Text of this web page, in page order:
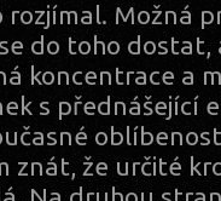
rozjímal. Možná
do toho dostat,
koncentrace a
s přednášející
znát, že určité